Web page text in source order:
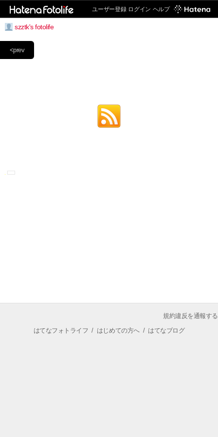
ユーザー登録 ログイン ヘルプ
szztk's fotolife
<prev
規約違反を通報する
はてなフォトライフ / はじめての方へ/ はてなブログ